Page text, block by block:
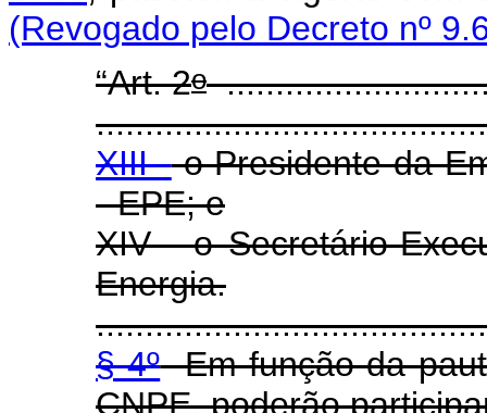
(Revogado pelo Decreto nº
“Art. 2o
XIII -o Presidente da
- EPE; e
XIV - o Secretário-
Energia.
§ 4ºEm função da
CNPE, poderão